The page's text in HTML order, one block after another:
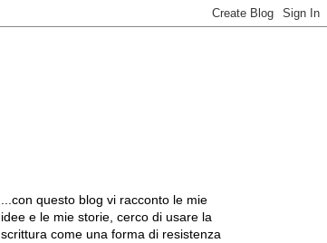
...con questo blog vi racconto le mie
idee e le mie storie, cerco di usare la
scrittura come una forma di resistenza